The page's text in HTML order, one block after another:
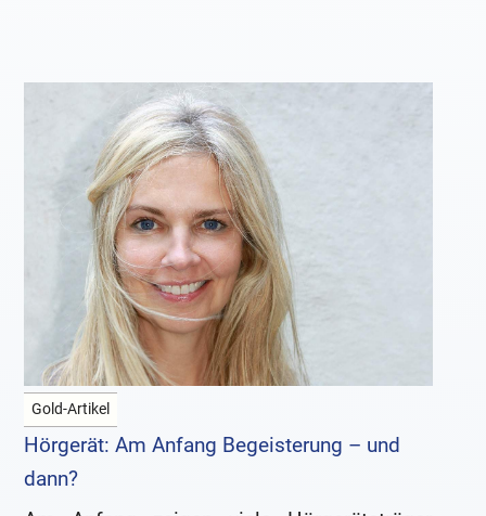
Gold-Artikel
Hörgerät: Am Anfang Begeisterung – und
dann?